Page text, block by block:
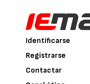
Identificarse
Registrarse
Contactar